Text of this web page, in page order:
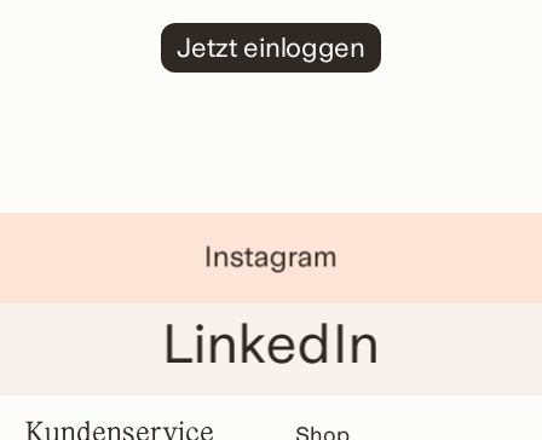
Werbematerial
Jetzt einloggen
Instagram
LinkedIn
Shop